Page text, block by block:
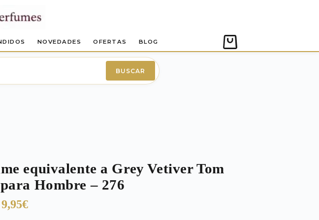
NOVEDADES OFERTAS BLOG
Carro
de
BUSCAR
equivalente a Grey Vetiver Tom
Hombre – 276
9,95€Rango